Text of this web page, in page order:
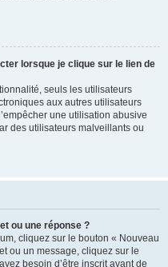
lorsque je clique sur le lien de
seuls les utilisateurs
aux autres utilisateurs
une utilisation abusive
des utilisateurs malveillants ou
ou une réponse ?
cliquez sur le bouton « Nouveau
ou un message, cliquez sur le
besoin d’être inscrit avant de